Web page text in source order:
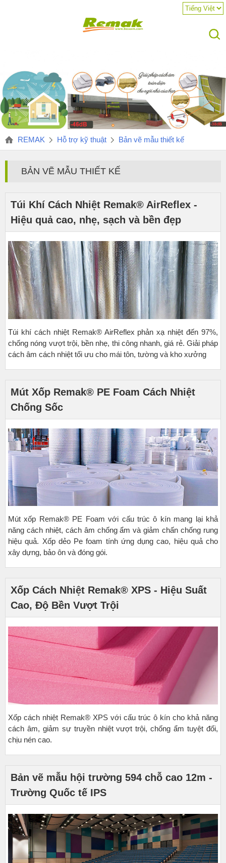
REMAK Hỗ trợ kỹ thuật Bản vẽ mẫu thiết kế
BẢN VẼ MẪU THIẾT KẾ
Túi Khí Cách Nhiệt Remak® AirReflex -
Hiệu quả cao, nhẹ, sạch và bền đẹp
Túi khí cách nhiệt Remak® AirReflex phản xạ nhiệt đến 97%,
chống nóng vượt trội, bền nhẹ, thi công nhanh, giá rẻ. Giải pháp
cách âm cách nhiệt tối ưu cho mái tôn, tường và kho xưởng
Mút Xốp Remak® PE Foam Cách Nhiệt
Chống Sốc
Mút xốp Remak® PE Foam với cấu trúc ô kín mang lại khả
năng cách nhiệt, cách âm chống ẩm và giảm chấn chống rung
hiệu quả. Xốp dẻo Pe foam tính ứng dụng cao, hiệu quả cho
xây dựng, bảo ôn và đóng gói.
Xốp Cách Nhiệt Remak® XPS - Hiệu Suất
Cao, Độ Bền Vượt Trội
Xốp cách nhiệt Remak® XPS với cấu trúc ô kín cho khả năng
cách âm, giảm sự truyền nhiệt vượt trội, chống ẩm tuyệt đối,
chịu nén cao.
Bản vẽ mẫu hội trường 594 chỗ cao 12m -
Trường Quốc tế IPS